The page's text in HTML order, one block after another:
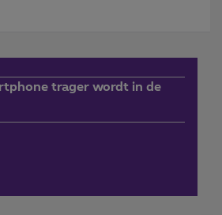
trager wordt in de